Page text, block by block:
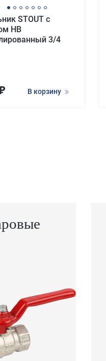
STOUT с
НВ
3/4
В корзину